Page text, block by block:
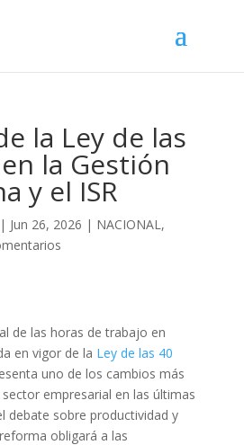
la Ley de las
la Gestión
y el ISR
| Jun 26, 2026 | NACIONAL,
de las horas de trabajo en
en vigor de la Ley de las 40
uno de los cambios más
empresarial en las últimas
debate sobre productividad y
obligará a las